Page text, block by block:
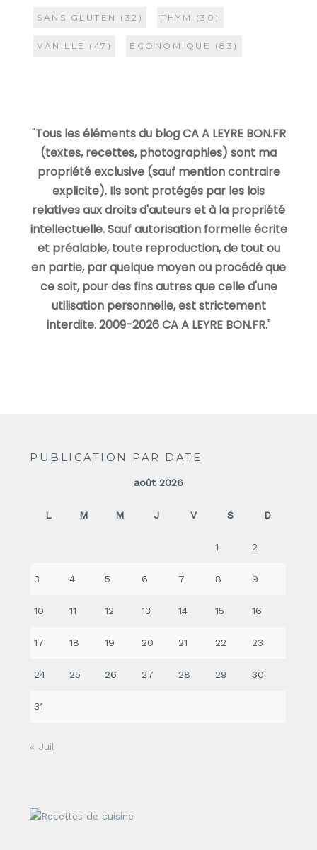
SANS GLUTEN (32) THYM (30)
VANILLE (47) ÉCONOMIQUE (83)
"Tous les éléments du blog CA A LEYRE BON.FR
(textes, recettes, photographies) sont ma
propriété exclusive (sauf mention contraire
explicite). Ils sont protégés par les lois
relatives aux droits d'auteurs et à la propriété
intellectuelle. Sauf autorisation formelle écrite
et préalable, toute reproduction, de tout ou
en partie, par quelque moyen ou procédé que
ce soit, pour des fins autres que celle d'une
utilisation personnelle, est strictement
interdite. 2009-2026 CA A LEYRE BON.FR."
PUBLICATION PAR DATE
août 2026
L M M J V S D
1 2
3 4 5 6 7 8 9
10 11 12 13 14 15 16
17 18 19 20 21 22 23
24 25 26 27 28 29 30
31
« Juil